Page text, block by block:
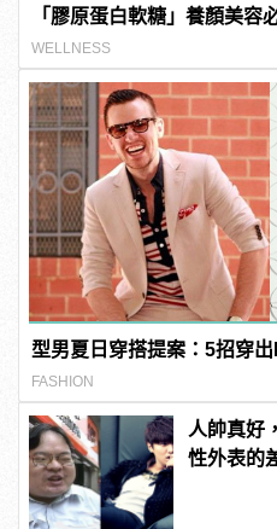
「膠原蛋白軟糖」養顏美容
WELLNESS
型男夏日穿搭提案：5招穿出
FASHION
人帥真好
性外表的